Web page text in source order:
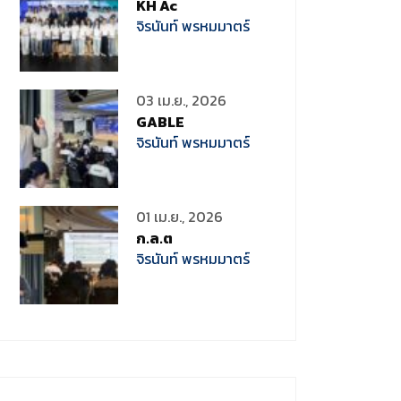
KH Ac
จิรนันท์ พรหมมาตร์
03 เม.ย., 2026
GABLE
จิรนันท์ พรหมมาตร์
01 เม.ย., 2026
ก.ล.ต
จิรนันท์ พรหมมาตร์